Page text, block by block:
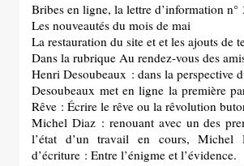
Bribes en ligne, la lettre d’information n°
Les nouveautés du mois de mai
La restauration du site et et les ajouts de
Dans la rubrique Au rendez-vous des
Henri Desoubeaux : dans la perspective
Desoubeaux met en ligne la première
Rêve : Écrire le rêve ou la rêvolution
Michel Diaz : renouant avec un des
l’état d’un travail en cours,
d’écriture : Entre l’énigme et l’évidence.